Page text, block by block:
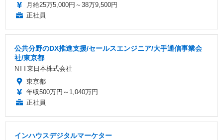
月給25万5,000円～38万9,500円
正社員
公共分野のDX推進支援/セールスエンジニア/大手通信事業会
社/東京都
NTT東日本株式会社
東京都
年収500万円～1,040万円
正社員
インハウスデジタルマーケター